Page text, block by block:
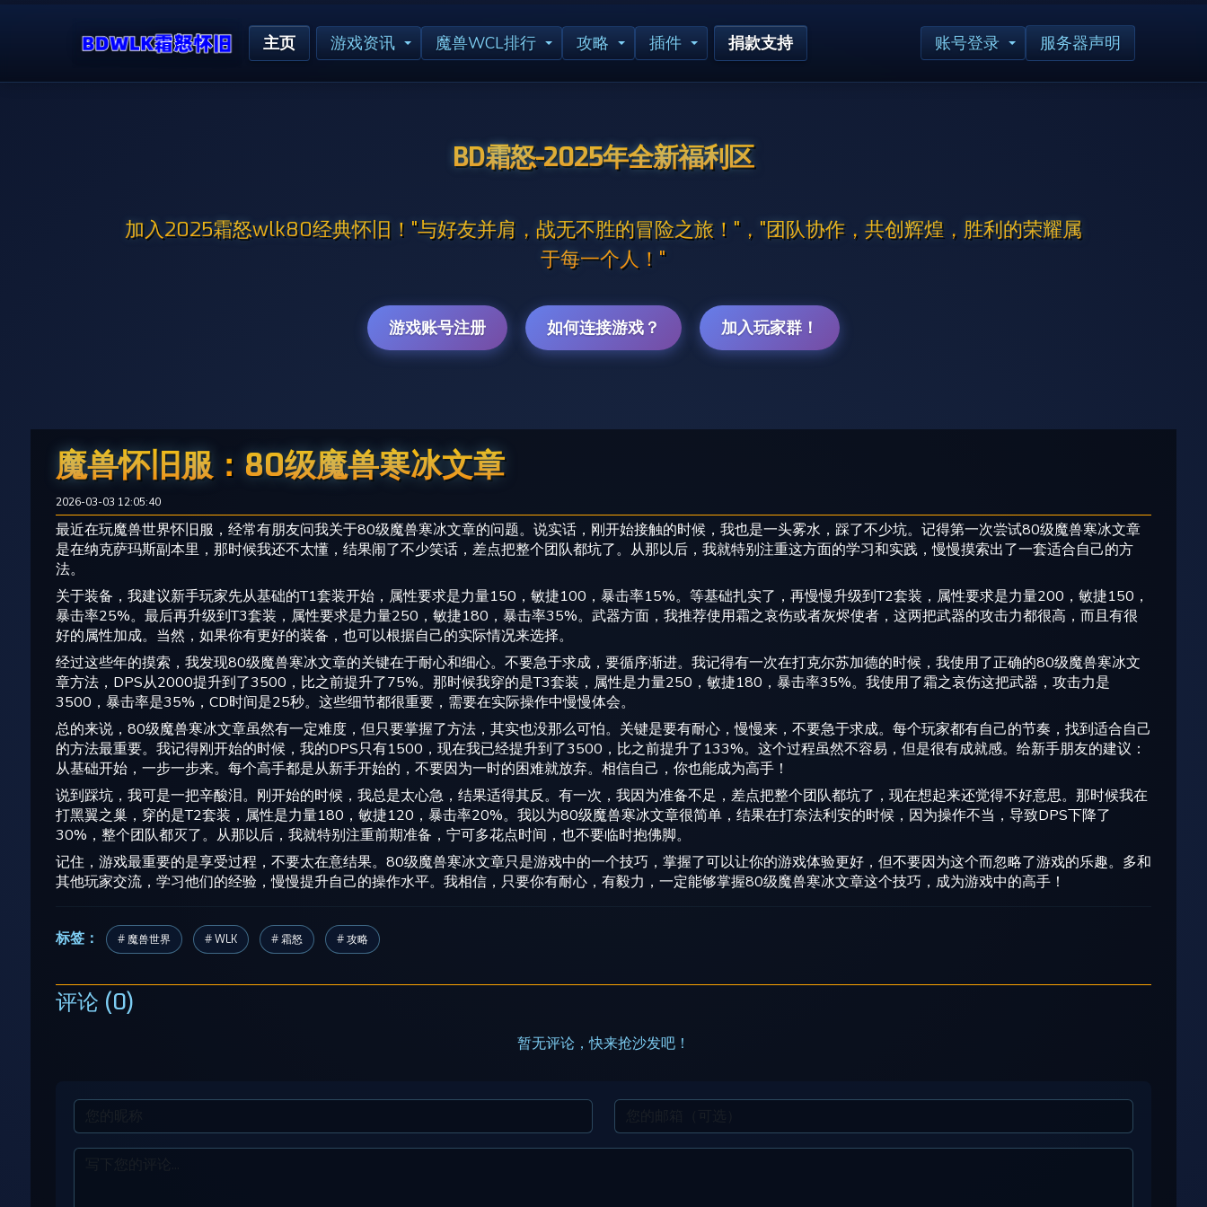
BD霜怒-2025年全新福利区
加入2025霜怒wlk80经典怀旧！"与好友并肩，战无不胜的冒险之旅！"，"团队协作，共创辉煌，胜利的荣耀属
于每一个人！"
游戏账号注册 如何连接游戏？ 加入玩家群！
主页 游戏资讯 魔兽WCL排行 攻略 插件 捐款支持 账号登录 服务器声明
魔兽怀旧服：80级魔兽寒冰文章
2026-03-03 12:05:40
最近在玩魔兽世界怀旧服，经常有朋友问我关于80级魔兽寒冰文章的问题。说实话，刚开始接触的时候，我也是一头雾水，踩了不少坑。记得第一次尝试80级魔兽寒冰文章
是在纳克萨玛斯副本里，那时候我还不太懂，结果闹了不少笑话，差点把整个团队都坑了。从那以后，我就特别注重这方面的学习和实践，慢慢摸索出了一套适合自己的方
法。
关于装备，我建议新手玩家先从基础的T1套装开始，属性要求是力量150，敏捷100，暴击率15%。等基础扎实了，再慢慢升级到T2套装，属性要求是力量200，敏捷150，
暴击率25%。最后再升级到T3套装，属性要求是力量250，敏捷180，暴击率35%。武器方面，我推荐使用霜之哀伤或者灰烬使者，这两把武器的攻击力都很高，而且有很
好的属性加成。当然，如果你有更好的装备，也可以根据自己的实际情况来选择。
经过这些年的摸索，我发现80级魔兽寒冰文章的关键在于耐心和细心。不要急于求成，要循序渐进。我记得有一次在打克尔苏加德的时候，我使用了正确的80级魔兽寒冰文
章方法，DPS从2000提升到了3500，比之前提升了75%。那时候我穿的是T3套装，属性是力量250，敏捷180，暴击率35%。我使用了霜之哀伤这把武器，攻击力是
3500，暴击率是35%，CD时间是25秒。这些细节都很重要，需要在实际操作中慢慢体会。
总的来说，80级魔兽寒冰文章虽然有一定难度，但只要掌握了方法，其实也没那么可怕。关键是要有耐心，慢慢来，不要急于求成。每个玩家都有自己的节奏，找到适合自己
的方法最重要。我记得刚开始的时候，我的DPS只有1500，现在我已经提升到了3500，比之前提升了133%。这个过程虽然不容易，但是很有成就感。给新手朋友的建议：
从基础开始，一步一步来。每个高手都是从新手开始的，不要因为一时的困难就放弃。相信自己，你也能成为高手！
说到踩坑，我可是一把辛酸泪。刚开始的时候，我总是太心急，结果适得其反。有一次，我因为准备不足，差点把整个团队都坑了，现在想起来还觉得不好意思。那时候我在
打黑翼之巢，穿的是T2套装，属性是力量180，敏捷120，暴击率20%。我以为80级魔兽寒冰文章很简单，结果在打奈法利安的时候，因为操作不当，导致DPS下降了
30%，整个团队都灭了。从那以后，我就特别注重前期准备，宁可多花点时间，也不要临时抱佛脚。
记住，游戏最重要的是享受过程，不要太在意结果。80级魔兽寒冰文章只是游戏中的一个技巧，掌握了可以让你的游戏体验更好，但不要因为这个而忽略了游戏的乐趣。多和
其他玩家交流，学习他们的经验，慢慢提升自己的操作水平。我相信，只要你有耐心，有毅力，一定能够掌握80级魔兽寒冰文章这个技巧，成为游戏中的高手！
标签： # 魔兽世界 # WLK # 霜怒 # 攻略
评论 (0)
暂无评论，快来抢沙发吧！